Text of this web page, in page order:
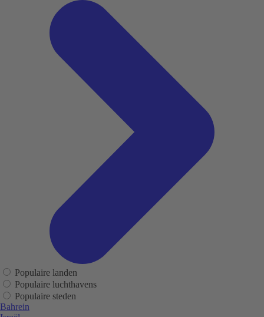
Populaire landen
Populaire luchthavens
Populaire steden
Bahrein